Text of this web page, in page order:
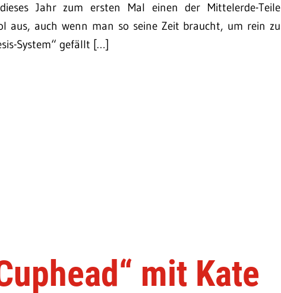
Jahr zum ersten Mal einen der Mittelerde-Teile
aus, auch wenn man so seine Zeit braucht, um rein zu
System“ gefällt […]
mit Kate